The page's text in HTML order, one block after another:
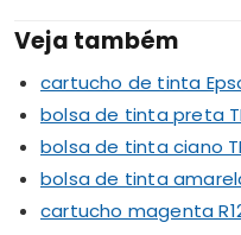
Veja também
cartucho de tinta
bolsa de tinta preta
bolsa de tinta ciano
bolsa de tinta amarela
cartucho magenta